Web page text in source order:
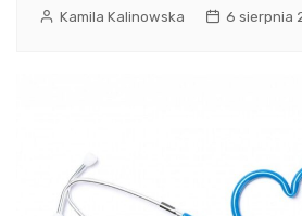
Kamila Kalinowska 6 sierpnia